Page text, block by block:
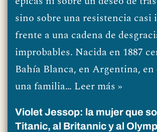
sino sobre una resistencia
frente a una cadena de
improbables. Nacida en 1887
Bahía Blanca, en Argentina, en
una familia… Leer más »
Violet Jessop: la mujer que
Titanic, al Britannic y al